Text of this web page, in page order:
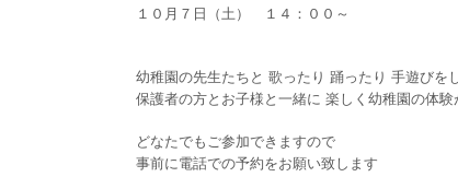
１０月７日（土） １４：００～
幼稚園の先生たちと 歌ったり 踊ったり 手遊びを
保護者の方とお子様と一緒に 楽しく幼稚園の体験
どなたでもご参加できますので
事前に電話での予約をお願い致します